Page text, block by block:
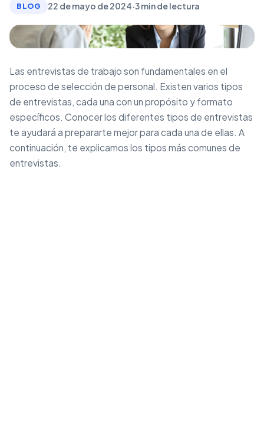
BLOG 22 de mayo de 2024·3 min de lectura
Las entrevistas de trabajo son fundamentales en el
proceso de selección de personal. Existen varios tipos
de entrevistas, cada una con un propósito y formato
específicos. Conocer los diferentes tipos de entrevistas
te ayudará a prepararte mejor para cada una de ellas. A
continuación, te explicamos los tipos más comunes de
entrevistas.